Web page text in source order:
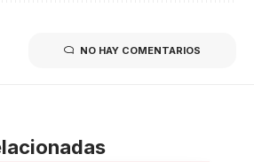
NO HAY COMENTARIOS